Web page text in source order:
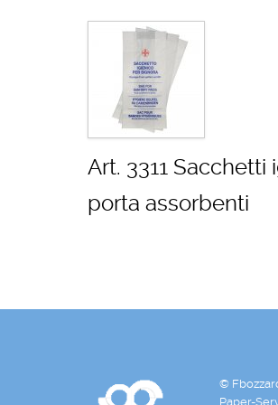
Art. 3311 Sacchetti
porta assorbenti
©
Paper-